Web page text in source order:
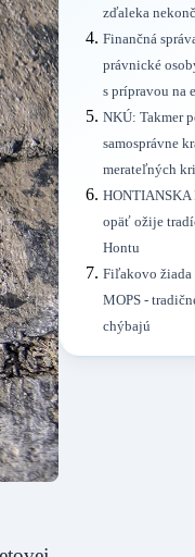
zďaleka
Finančná
právnické
s prípravou na
NKÚ: Takmer
samosprávne
merateľných
HONTIANSKA
opäť ožije
Hontu
Fiľakovo žiada
MOPS -
chýbajú